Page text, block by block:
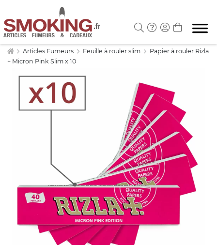
Articles Fumeurs Feuille à rouler slim
Papier à rouler Rizla
+ Micron Pink Slim x 10